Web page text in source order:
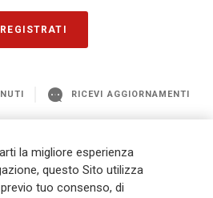
REGISTRATI
RICEVI AGGIORNAMENTI
con premi complessivi pari a € 98,1
nel 2025. Fondato nel 1831, con oltre 88
che servono 75 milioni di clienti, il
la migliore esperienza
questo Sito utilizza
tuo consenso, di